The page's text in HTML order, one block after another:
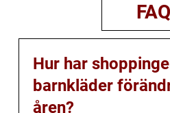
FAQ
Hur har
barnkläder
åren?